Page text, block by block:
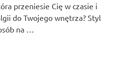
przeniesie Cię w czasie i
do Twojego wnętrza? Styl
na …